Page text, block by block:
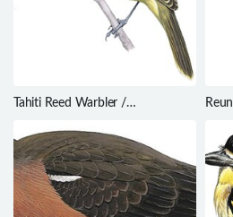
Tahiti Reed Warbler /